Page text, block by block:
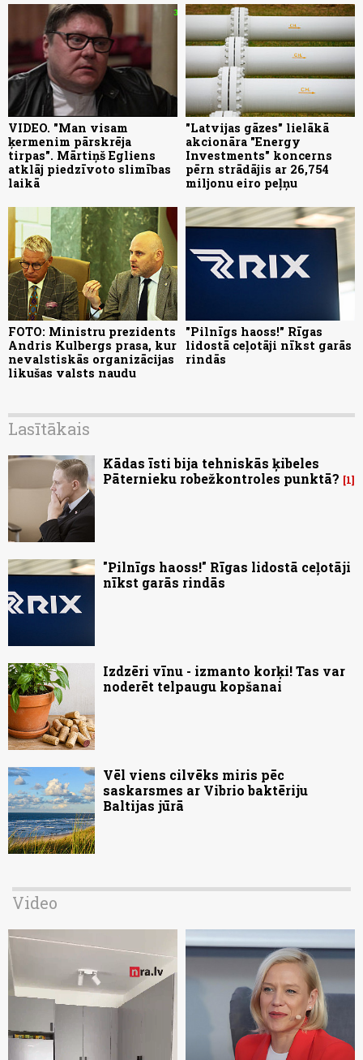
VIDEO. "Man visam
ķermenim pārskrēja
tirpas". Mārtiņš Egliens
atklāj piedzīvoto slimības
laikā
"Latvijas gāzes" lielākā
akcionāra "Energy
Investments" koncerns
pērn strādājis ar 26,754
miljonu eiro peļņu
FOTO: Ministru prezidents
Andris Kulbergs prasa, kur
nevalstiskās organizācijas
likušas valsts naudu
"Pilnīgs haoss!" Rīgas
lidostā ceļotāji nīkst garās
rindās
Lasītākais
Kādas īsti bija tehniskās ķibeles
Pāternieku robežkontroles punktā?
1
"Pilnīgs haoss!" Rīgas lidostā ceļotāji
nīkst garās rindās
Izdzēri vīnu - izmanto korķi! Tas var
noderēt telpaugu kopšanai
Vēl viens cilvēks miris pēc
saskarsmes ar Vibrio baktēriju
Baltijas jūrā
Video